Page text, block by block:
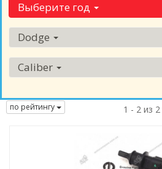
Выберите год
Dodge
Caliber
по рейтингу 1 - 2 из 2